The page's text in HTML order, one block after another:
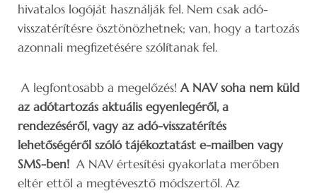
hivatalos logóját használják fel. Nem csak adó-
visszatérítésre ösztönözhetnek; van, hogy a tartozás
azonnali megfizetésére szólítanak fel.
A legfontosabb a megelőzés! A NAV soha nem küld
az adótartozás aktuális egyenlegéről, a
rendezéséről, vagy az adó-visszatérítés
lehetőségéről szóló tájékoztatást e-mailben vagy
SMS-ben! A NAV értesítési gyakorlata merőben
eltér ettől a megtévesztő módszertől. Az